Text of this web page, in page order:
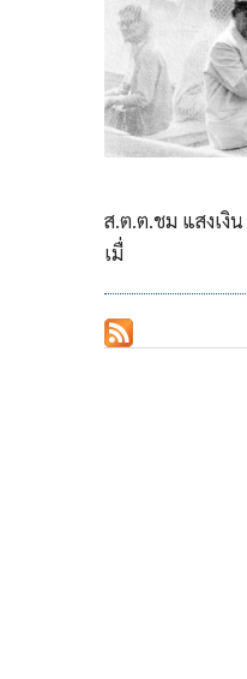
ส.ต.ต.ชม แสงเงิ
เมื่